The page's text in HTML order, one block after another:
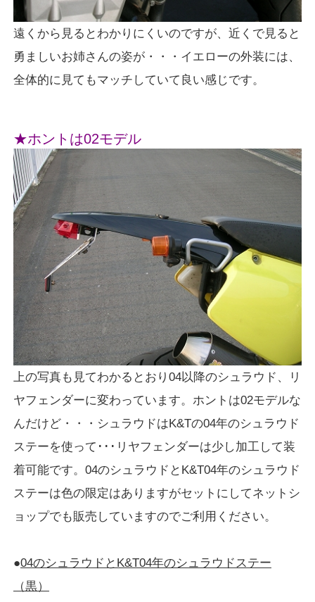
遠くから見るとわかりにくいのですが、近くで見ると
勇ましいお姉さんの姿が・・・イエローの外装には、
全体的に見てもマッチしていて良い感じです。
★ホントは02モデル
上の写真も見てわかるとおり04以降のシュラウド、リ
ヤフェンダーに変わっています。ホントは02モデルな
んだけど・・・シュラウドはK&Tの04年のシュラウド
ステーを使って･･･リヤフェンダーは少し加工して装
着可能です。04のシュラウドとK&T04年のシュラウド
ステーは色の限定はありますがセットにしてネットシ
ョップでも販売していますのでご利用ください。
●04のシュラウドとK&T04年のシュラウドステー
（黒）